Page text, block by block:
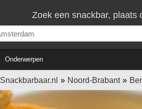
Zoek een snackbar, plaats
Onderwerpen
Snackbarbaar.nl Noord-Brabant